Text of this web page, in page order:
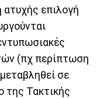
ατυχής επιλογή
(πχ περίπτωση
σε
της Τακτικής